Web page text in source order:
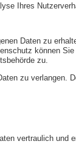
Ihres
Daten zu
können
zu.
zu verlangen.
vertraulich und